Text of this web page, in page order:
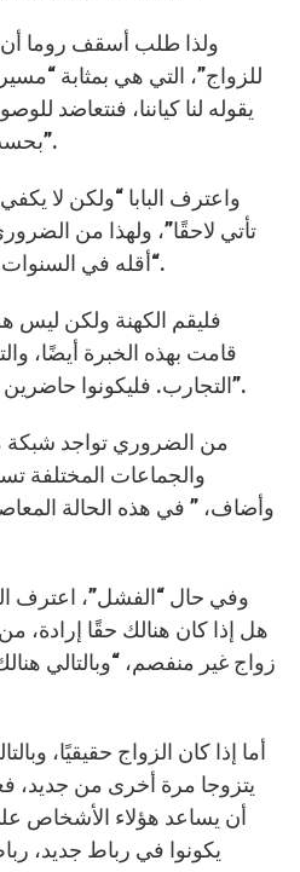
ولذا طلب أسقف روما أن
للزواج”، التي هي بمثابة
يقوله لنا كياننا، فنتعاضد
بحسب الخالق وبحسب الفادي”.
واعترف البابا “ولكن لا
تأتي لاحقًا”، ولهذا من
“أقله في السنوات العشر الأولى” بعد الزواج.
قامت بهذه الخبرة أيضًا،
التجارب. فليكونوا حاضرين في هذه اللحظات الصعبة”.
والجماعات المختلفة
وأضاف، ” في هذه الحالة
وفي حال “الفشل”، اعترف
هل إذا كان هنالك حقًا إرادة،
زواج غير منفصم، “وبالتالي
يتزوجا مرة أخرى من جديد،
أن يساعد هؤلاء الأشخاص
يكونوا في رباط جديد،